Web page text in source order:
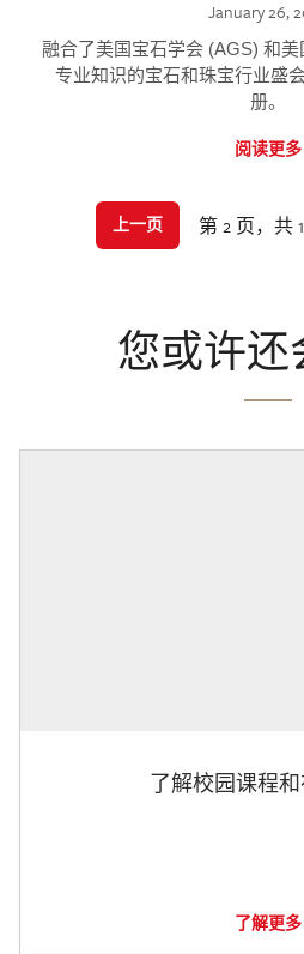
January 26,
融合了美国宝石学会 (AGS) 和
专业知识的宝石和珠宝行业盛
册。
阅读更多
上一页 第 2 页，共
您或许还
了解校园课程
了解更多